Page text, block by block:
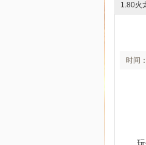
1.80火
时间